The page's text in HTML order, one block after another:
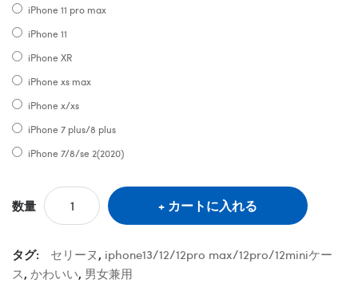
iPhone 11 pro max
iPhone 11
iPhone XR
iPhone xs max
iPhone x/xs
iPhone 7 plus/8 plus
iPhone 7/8/se 2(2020)
数量 カートに入れる
タグ: セリーヌ, iphone13/12/12pro max/12pro/12miniケー
ス, かわいい, 男女兼用